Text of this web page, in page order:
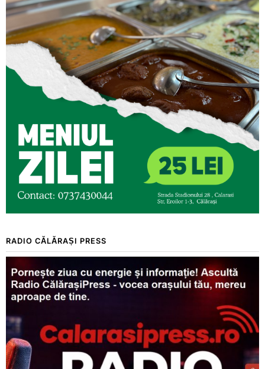
RADIO CĂLĂRAȘI PRESS